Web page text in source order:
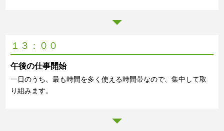
１３：００
午後の仕事開始
一日のうち、最も時間を多く使える時間帯なので、集中して取
り組みます。